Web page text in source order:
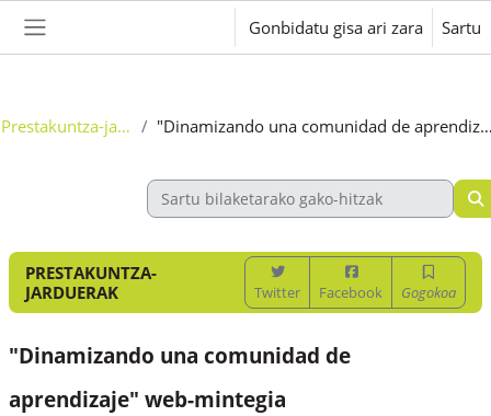
Alboko panela
Gonbidatu gisa ari zara Sartu
Prestakuntza-jarduerak "Dinamizando una comunidad
PRESTAKUNTZA-
JARDUERAK
Twitter Facebook Gogokoa
"Dinamizando una comunidad de
aprendizaje" web-mintegia